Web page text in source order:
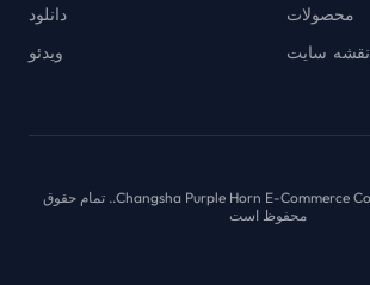
محصولات
نقشه سایت
دانلود
ویدئو
© 2023-2026 Changsha Purple Horn E-Commerce Co., Ltd.. تمام حقوق
محفوظ است